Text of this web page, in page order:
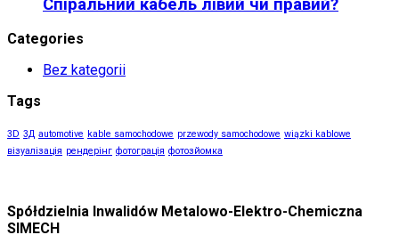
Спіральний кабель лівий чи правий?
Categories
Bez kategorii
Tags
3D 3Д automotive kable samochodowe przewody samochodowe wiązki kablowe
візуалізація рендерінг фотограція фотозйомка
Spółdzielnia Inwalidów Metalowo-Elektro-Chemiczna
SIMECH